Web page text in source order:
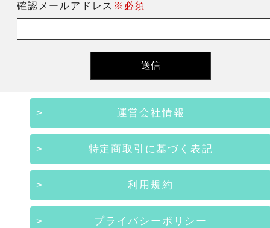
確認メールアドレス ※必須
運営会社情報
特定商取引に基づく表記
利用規約
プライバシーポリシー